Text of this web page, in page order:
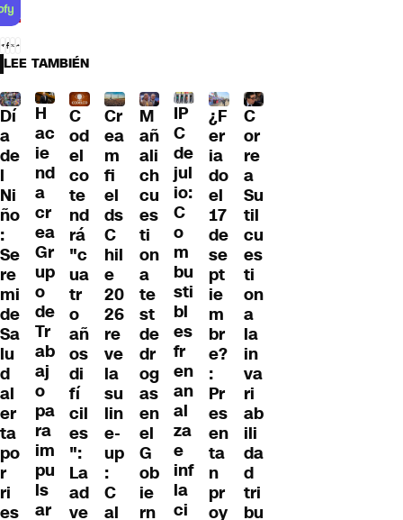
LEE TAMBIÉN
Dí
a
de
l
Ni
ño
:
Se
re
mi
de
Sa
lu
d
al
er
ta
po
r
ri
es
H
ac
ie
nd
a
cr
ea
Gr
up
o
de
Tr
ab
aj
o
pa
ra
im
pu
ls
ar
C
od
el
co
te
nd
rá
"c
ua
tr
o
añ
os
di
fí
cil
es
":
La
ad
ve
Cr
ea
m
fi
el
ds
C
hil
e
20
26
re
ve
la
su
lin
e-
up
:
C
al
M
añ
ali
ch
cu
es
ti
on
a
te
st
de
dr
og
as
en
el
G
ob
ie
rn
IP
C
de
jul
io:
C
o
m
bu
sti
bl
es
fr
en
an
al
za
e
inf
la
ci
¿F
er
ia
do
el
17
de
se
pt
ie
m
br
e?
:
Pr
es
en
ta
n
pr
oy
C
or
re
a
Su
til
cu
es
ti
on
a
la
in
va
ri
ab
ili
da
d
tri
bu